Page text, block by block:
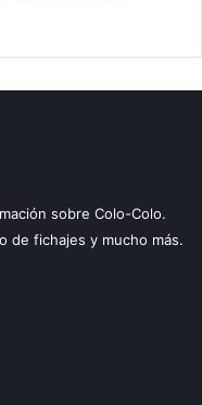
sobre Colo-Colo.
de fichajes y mucho más.